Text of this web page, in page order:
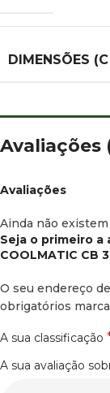
DIMENSÕES
Avaliações
Avaliações
Ainda não existem
Seja o primeiro a
COOLMATIC CB
O seu endereço
obrigatórios
A sua classificação
A sua avaliação